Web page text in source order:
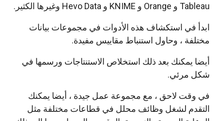
Tableau و Orange و KNIME و Hevo Data وغيرها الكثير.
ابدأ في استكشاف هذه الأدوات في مجموعات بيانات
مختلفة ، وحاول استنباط مقاييس مفيدة.
أيضا يمكنك بعد ذلك استخلاص الاستنتاجات ورسمها في
شكل مرئي.
في وقت لاحق ، مع مجموعة عمل جيدة ، أيضا يمكنك
التقدم لشغل وظائف محلل في قطاعات مختلفة مثل